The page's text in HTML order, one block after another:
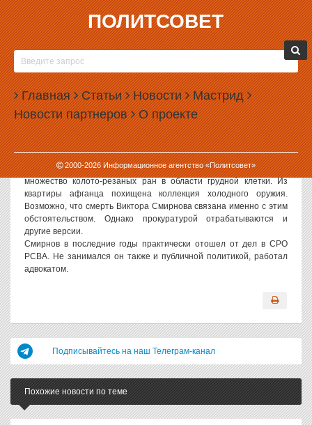
ПОЛИТСОВЕТ
Главная Статьи Новости Мастрид
Новости партнеров О проекте
2000-2026Информационное агентство «Политсовет»
28.07.2006, 08:25
УБИТ ЗАМЕСТИТЕЛЬ ПРЕДСЕДАТЕЛЯ
СВЕРДЛОВСКОГО ОТДЕЛЕНИЯ РОССИЙСКОГО
СОЮЗА ВЕТЕРАНОВ АФГАНИСТАНА ВИКТОР
СМИРНОВ
Политсовет, 28.07.2006. В Екатеринбурге убит заместитель
председателя свердловского регионального отделения
Российского союза ветеранов Афганистана Виктор Смирнов.
46-летний мужчина погиб 26 июля. На его теле обнаружено
множество колото-резаных ран в области грудной клетки. Из
квартиры афганца похищена коллекция холодного оружия.
Возможно, что смерть Виктора Смирнова связана именно с этим
обстоятельством. Однако прокуратурой отрабатываются и
другие версии.
Смирнов в последние годы практически отошел от дел в СРО
РСВА. Не занимался он также и публичной политикой, работал
адвокатом.
Подписывайтесь на наш Телеграм-канал
Похожие новости по теме